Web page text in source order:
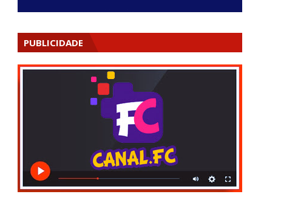
PUBLICIDADE